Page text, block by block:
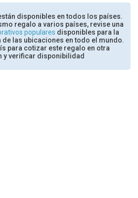
disponibles en todos los países.
regalo a varios países, revise una
populares disponibles para la
de las ubicaciones en todo el mundo.
para cotizar este regalo en otra
y verificar disponibilidad